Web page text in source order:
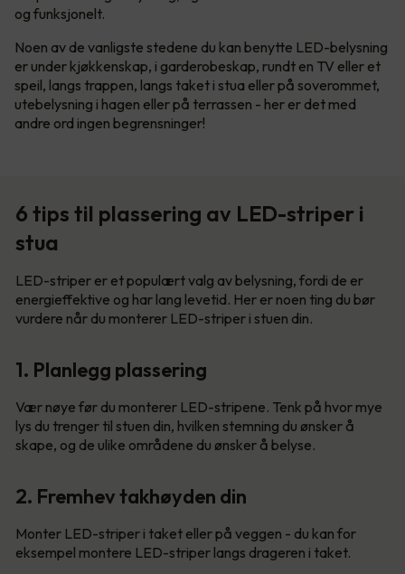
og funksjonelt.
Noen av de vanligste stedene du kan benytte LED-belysning
er under kjøkkenskap, i garderobeskap, rundt en TV eller et
speil, langs trappen, langs taket i stua eller på soverommet,
utebelysning i hagen eller på terrassen - her er det med
andre ord ingen begrensninger!
6 tips til plassering av LED-striper i
stua
LED-striper er et populært valg av belysning, fordi de er
energieffektive og har lang levetid. Her er noen ting du bør
vurdere når du monterer LED-striper i stuen din.
1. Planlegg plassering
Vær nøye før du monterer LED-stripene. Tenk på hvor mye
lys du trenger til stuen din, hvilken stemning du ønsker å
skape, og de ulike områdene du ønsker å belyse.
2. Fremhev takhøyden din
Monter LED-striper i taket eller på veggen - du kan for
eksempel montere LED-striper langs drageren i taket.